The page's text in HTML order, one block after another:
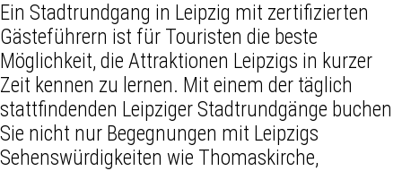
Ein Stadtrundgang in Leipzig mit zertifizierten
Gästeführern ist für Touristen die beste
Möglichkeit, die Attraktionen Leipzigs in kurzer
Zeit kennen zu lernen. Mit einem der täglich
stattfindenden Leipziger Stadtrundgänge buchen
Sie nicht nur Begegnungen mit Leipzigs
Sehenswürdigkeiten wie Thomaskirche,